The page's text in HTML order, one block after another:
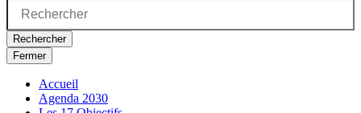
Rechercher
Fermer
Accueil
Agenda 2030